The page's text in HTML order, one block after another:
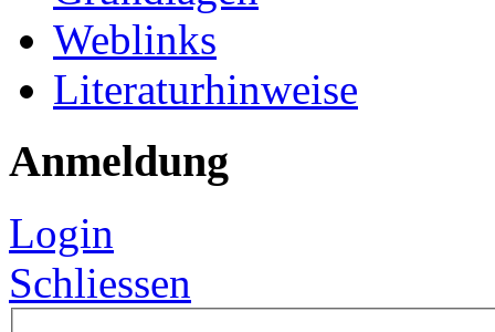
Weblinks
Literaturhinweise
Anmeldung
Login
Schliessen